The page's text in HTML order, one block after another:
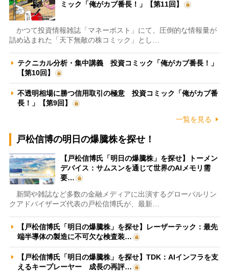
ミック「俺がカブ番長！」【第11回】
かつて投資情報雑誌「マネーポスト」にて、圧倒的な情報量が
詰め込まれた「天下無敵の株コミック」とし…
テクニカル分析・集中講義 投資コミック「俺がカブ番長！」
【第10回】
不透明相場に勝つ信用取引の極意 投資コミック「俺がカブ番
長！」【第9回】
一覧を見る
戸松信博の明日の爆騰株を探せ！
【戸松信博氏「明日の爆騰株」を探せ】トーメン
デバイス：サムスンを通じて世界のAIメモリ需
要…
新聞や雑誌など多数の金融メディアに出演するグローバルリン
クアドバイザーズ代表の戸松信博氏が、最新…
【戸松信博氏「明日の爆騰株」を探せ】レーザーテック：最先
端半導体の製造に不可欠な検査装…
【戸松信博氏「明日の爆騰株」を探せ】TDK：AIインフラを支
えるキープレーヤー 成長の再評…